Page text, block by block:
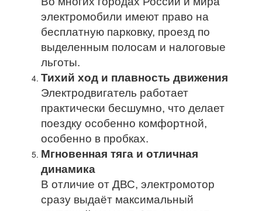
электромобили имеют право на
бесплатную парковку, проезд по
выделенным полосам и налоговые
льготы.
Тихий ход и плавность движения
Электродвигатель работает
практически бесшумно, что делает
поездку особенно комфортной,
особенно в пробках.
Мгновенная тяга и отличная
динамика
В отличие от ДВС, электромотор
сразу выдаёт максимальный